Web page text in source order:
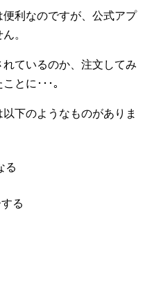
利なのですが、公式アプ
。
ているのか、注文してみ
とに･･･｡
下のようなものがありま
る
る